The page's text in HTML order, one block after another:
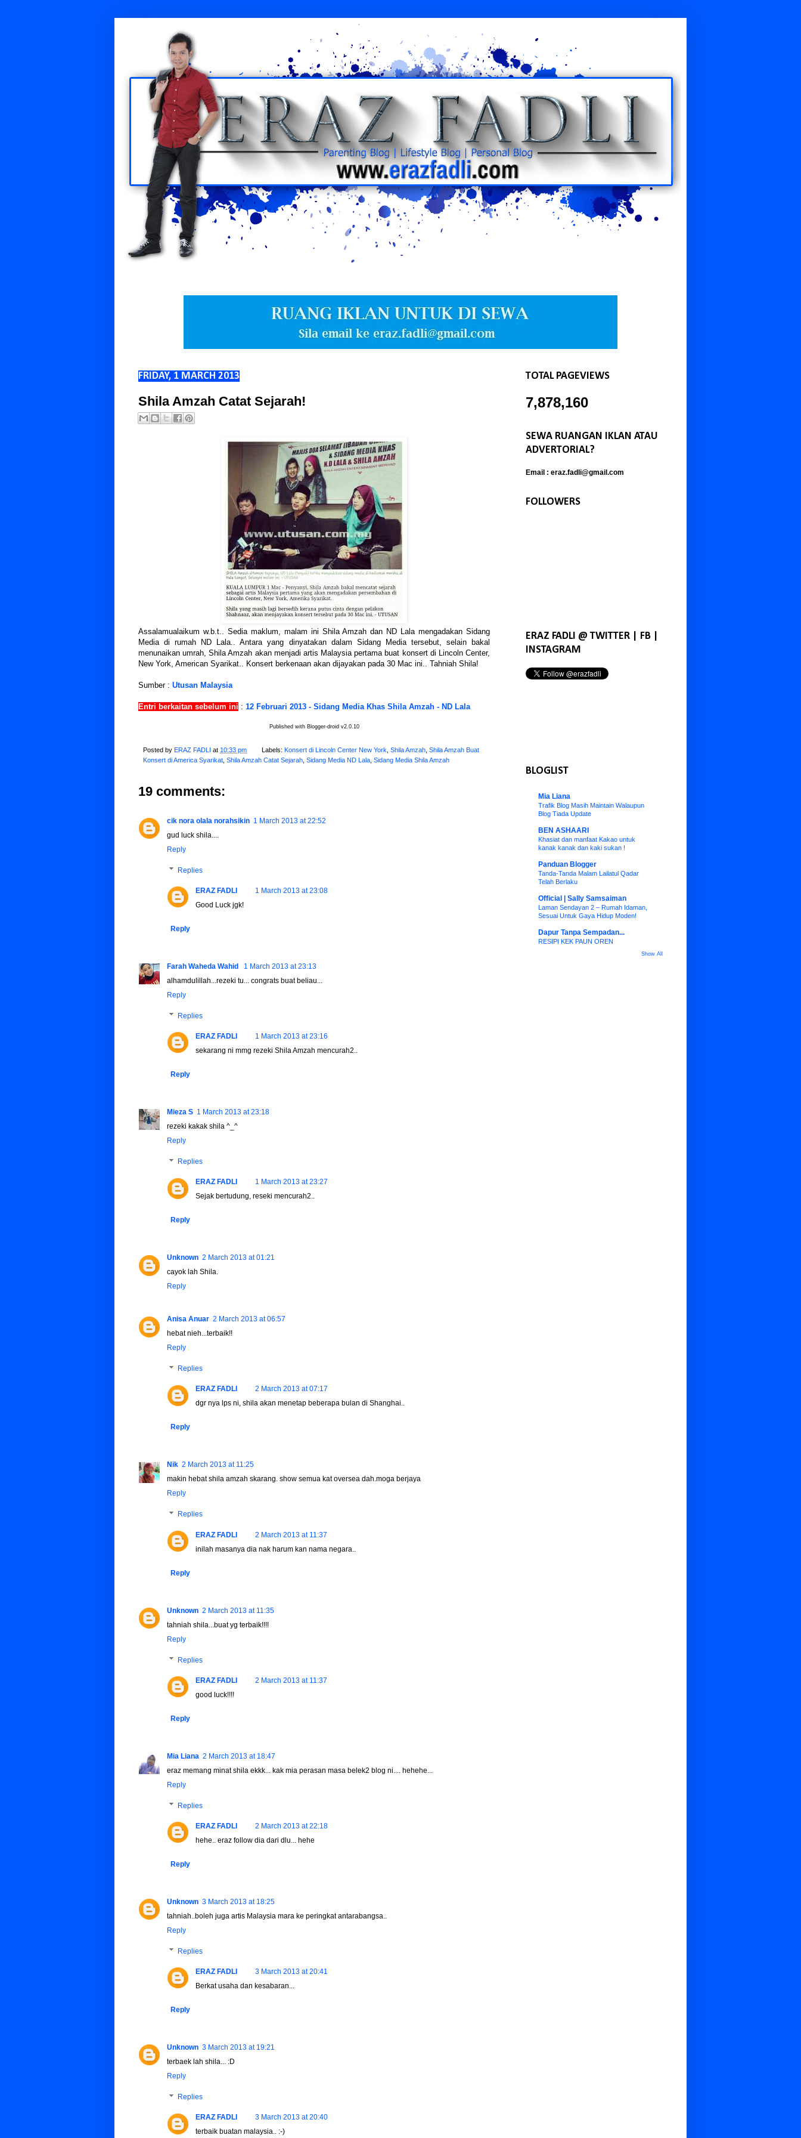
FRIDAY, 1 MARCH 2013
Shila Amzah Catat Sejarah!
Assalamualaikum w.b.t.. Sedia maklum, malam ini Shila Amzah dan ND Lala mengadakan Sidang
Media di rumah ND Lala.. Antara yang dinyatakan dalam Sidang Media tersebut, selain bakal
menunaikan umrah, Shila Amzah akan menjadi artis Malaysia pertama buat konsert di Lincoln Center,
New York, American Syarikat.. Konsert berkenaan akan dijayakan pada 30 Mac ini.. Tahniah Shila!
Sumber : Utusan Malaysia
Entri berkaitan sebelum ini : 12 Februari 2013 - Sidang Media Khas Shila Amzah - ND Lala
Published with Blogger-droid v2.0.10
Posted by ERAZ FADLI at 10:33 pm Labels: Konsert di Lincoln Center New York Shila Amzah, Shila Amzah Buat
Konsert di America Syarikat Shila Amzah Catat Sejarah Sidang Media ND Lala Sidang Media Shila Amzah
19 comments:
cik nora olala norahsikin 1 March 2013 at 22:52
gud luck shila....
Reply
Replies
ERAZ FADLI
1 March 2013 at 23:08
Good Luck jgk!
Reply
Farah Waheda Wahid
1 March 2013 at 23:13
alhamdulillah...rezeki tu... congrats buat beliau...
Reply
Replies
ERAZ FADLI
1 March 2013 at 23:16
sekarang ni mmg rezeki Shila Amzah mencurah2..
Reply
Mieza S 1 March 2013 at 23:18
rezeki kakak shila ^_^
Reply
Replies
ERAZ FADLI
1 March 2013 at 23:27
Sejak bertudung, reseki mencurah2..
Reply
Unknown 2 March 2013 at 01:21
cayok lah Shila.
Reply
Anisa Anuar 2 March 2013 at 06:57
hebat nieh...terbaik!!
Reply
Replies
ERAZ FADLI
2 March 2013 at 07:17
dgr nya lps ni, shila akan menetap beberapa bulan di Shanghai..
Reply
Nik 2 March 2013 at 11:25
makin hebat shila amzah skarang. show semua kat oversea dah.moga berjaya
Reply
Replies
ERAZ FADLI
2 March 2013 at 11:37
inilah masanya dia nak harum kan nama negara..
Reply
Unknown 2 March 2013 at 11:35
tahniah shila...buat yg terbaik!!!!
Reply
Replies
ERAZ FADLI
2 March 2013 at 11:37
good luck!!!!
Reply
Mia Liana 2 March 2013 at 18:47
eraz memang minat shila ekkk... kak mia perasan masa belek2 blog ni.... hehehe...
Reply
Replies
ERAZ FADLI
2 March 2013 at 22:18
hehe.. eraz follow dia dari dlu... hehe
Reply
Unknown 3 March 2013 at 18:25
tahniah..boleh juga artis Malaysia mara ke peringkat antarabangsa..
Reply
Replies
ERAZ FADLI
3 March 2013 at 20:41
Berkat usaha dan kesabaran...
Reply
Unknown 3 March 2013 at 19:21
terbaek lah shila... :D
Reply
Replies
ERAZ FADLI
3 March 2013 at 20:40
terbaik buatan malaysia.. :-)
TOTAL PAGEVIEWS
7,878,160
SEWA RUANGAN IKLAN ATAU
ADVERTORIAL?
Email : eraz.fadli@gmail.com
FOLLOWERS
ERAZ FADLI @ TWITTER | FB |
INSTAGRAM
BLOGLIST
Mia Liana
Trafik Blog Masih Maintain Walaupun
Blog Tiada Update
BEN ASHAARI
Khasiat dan manfaat Kakao untuk
kanak kanak dan kaki sukan !
Panduan Blogger
Tanda-Tanda Malam Lailatul Qadar
Telah Berlaku
Official | Sally Samsaiman
Laman Sendayan 2 – Rumah Idaman,
Sesuai Untuk Gaya Hidup Moden!
Dapur Tanpa Sempadan...
RESIPI KEK PAUN OREN
Show All